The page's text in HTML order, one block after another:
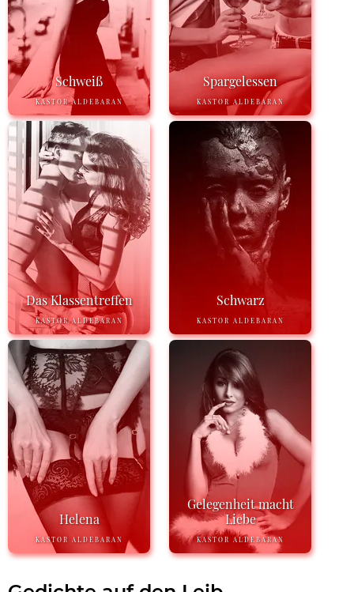
Schweiß
KASTOR ALDEBARAN
Spargelessen
KASTOR ALDEBARAN
Das Klassentreffen
KASTOR ALDEBARAN
Schwarz
KASTOR ALDEBARAN
Helena
KASTOR ALDEBARAN
Gelegenheit macht
Liebe
KASTOR ALDEBARAN